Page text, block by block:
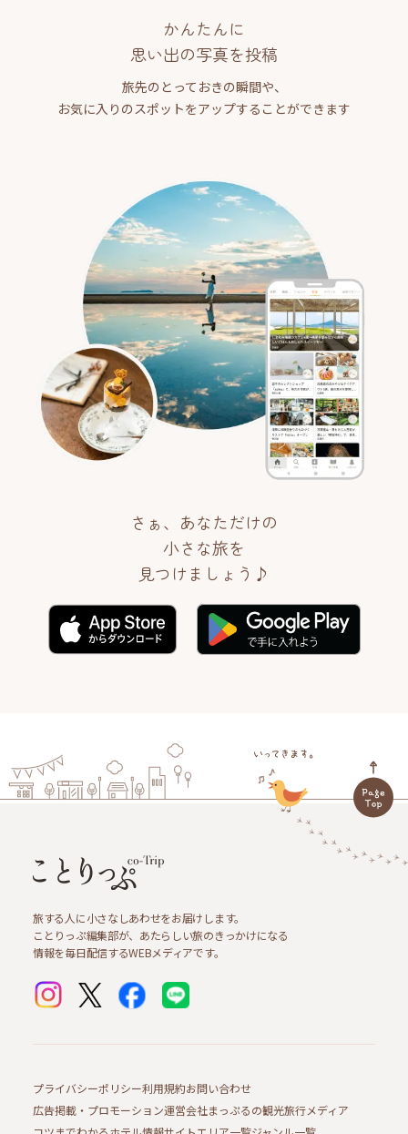
かんたんに
思い出の写真を投稿
旅先のとっておきの瞬間や、
お気に入りのスポットをアップすることができます
さぁ、あなただけの
小さな旅を
見つけましょう♪
旅する人に小さなしあわせをお届けします。
ことりっぷ編集部が、あたらしい旅のきっかけになる
情報を毎日配信するWEBメディアです。
プライバシーポリシー利用規約お問い合わせ
広告掲載・プロモーション運営会社まっぷるの観光旅行メディア